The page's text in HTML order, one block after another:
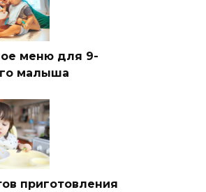
меню для 9-
малыша
приготовления